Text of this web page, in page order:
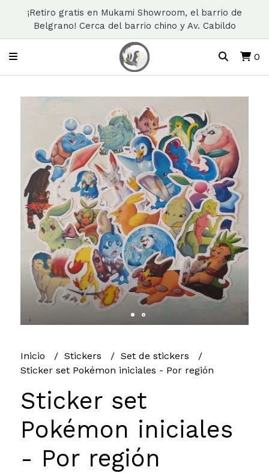
¡Retiro gratis en Mukami Showroom, el barrio de
Belgrano! Cerca del barrio chino y Av. Cabildo
0
Inicio Stickers
Set de stickers
Sticker set Pokémon iniciales - Por región
Sticker set
Pokémon iniciales
- Por región